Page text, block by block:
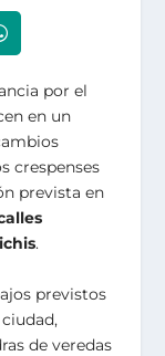
por el
en un
crespenses
prevista en
.
previstos
de veredas